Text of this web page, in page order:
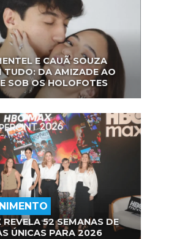
E CAUÃ SOUZA
TUDO: DA AMIZADE AO
SOB OS HOLOFOTES
REVELA 52 SEMANAS DE
ÚNICAS PARA 2026